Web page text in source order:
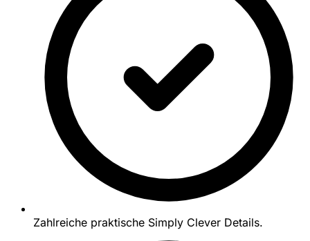
Zahlreiche praktische Simply Clever Details.